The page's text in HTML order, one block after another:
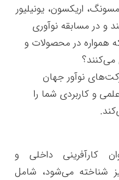
اریکسون، یونیلیور
در مسابقه نوآوری
همواره در محصولات و
نوآور جهان
و کاربردی شما را
کارآفرینی داخلی و
شناخته می‌شود، شامل